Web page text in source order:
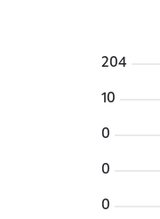
204
10
0
0
0